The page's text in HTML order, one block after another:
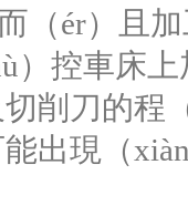
（ér）且
）控車床
削刀的程
出現（